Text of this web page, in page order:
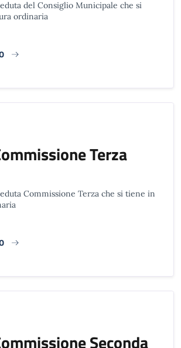
del Consiglio Municipale che si
ordinaria
Terza
Commissione Terza che si tiene in
Seconda